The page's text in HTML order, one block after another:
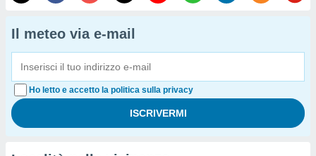
Il meteo via e-mail
Ho letto e accetto la politica sulla privacy